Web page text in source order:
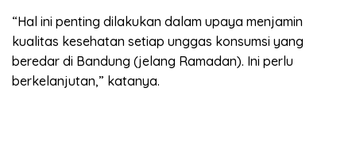
“Hal ini penting dilakukan dalam upaya menjamin
kualitas kesehatan setiap unggas konsumsi yang
beredar di Bandung (jelang Ramadan). Ini perlu
berkelanjutan,” katanya.